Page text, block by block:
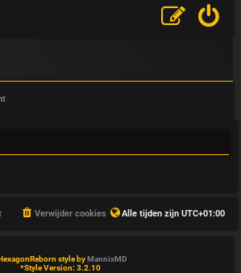
Alle tijden zijn UTC+01:00
Verwijder cookies
style byMannixMD
*Style Version: 3.2.10